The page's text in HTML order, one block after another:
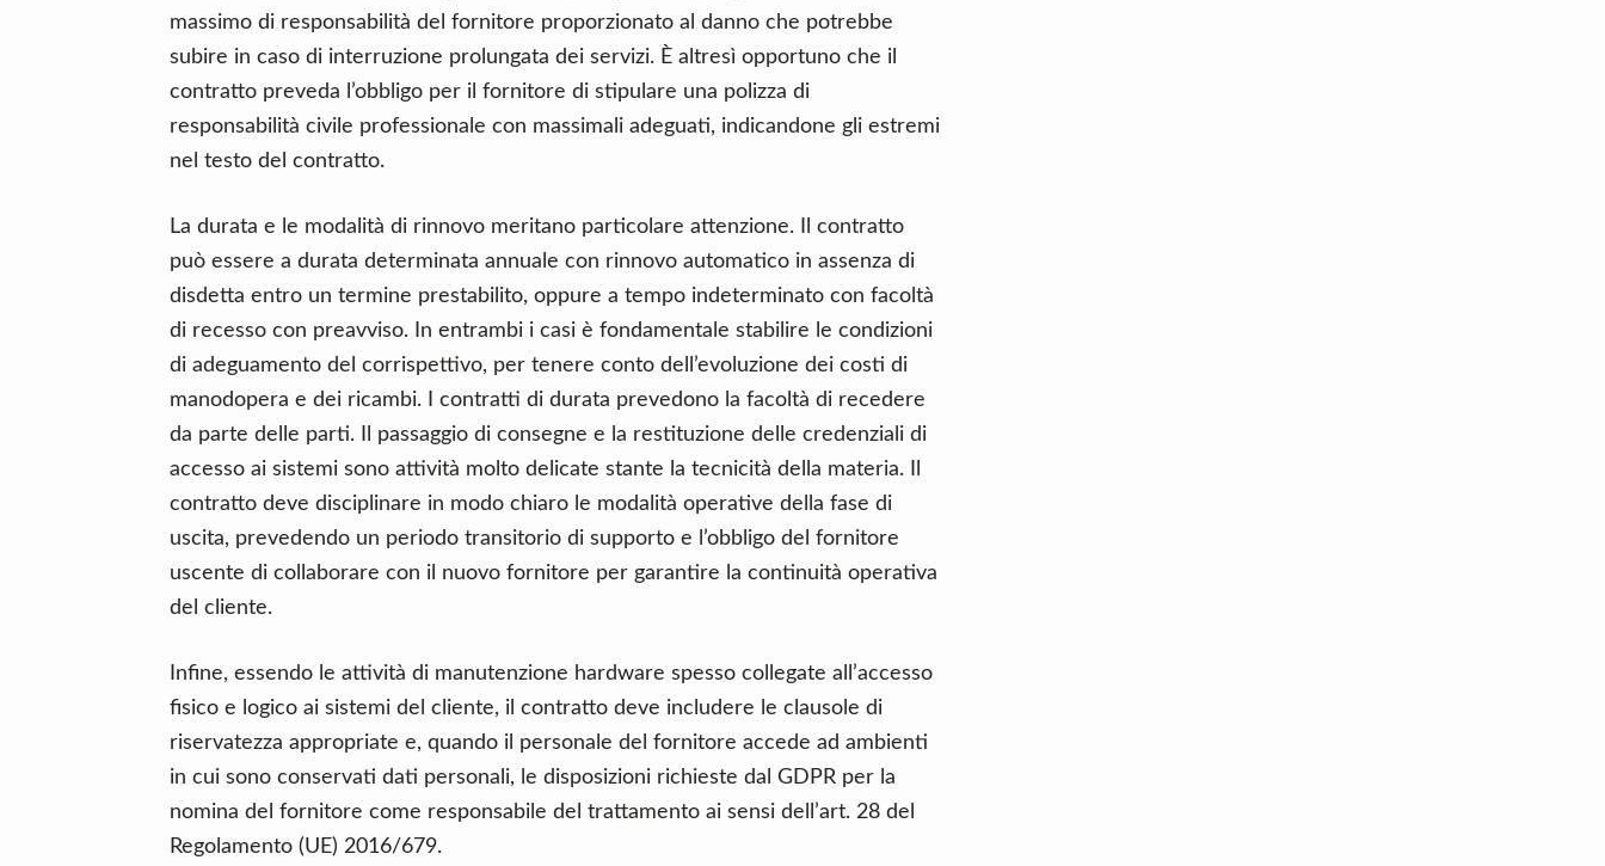
massimo di responsabilità del fornitore proporzionato al danno che potrebbe
subire in caso di interruzione prolungata dei servizi. È altresì opportuno che il
contratto preveda l’obbligo per il fornitore di stipulare una polizza di
responsabilità civile professionale con massimali adeguati, indicandone gli estremi
nel testo del contratto.
La durata e le modalità di rinnovo meritano particolare attenzione. Il contratto
può essere a durata determinata annuale con rinnovo automatico in assenza di
disdetta entro un termine prestabilito, oppure a tempo indeterminato con facoltà
di recesso con preavviso. In entrambi i casi è fondamentale stabilire le condizioni
di adeguamento del corrispettivo, per tenere conto dell’evoluzione dei costi di
manodopera e dei ricambi. I contratti di durata prevedono la facoltà di recedere
da parte delle parti. Il passaggio di consegne e la restituzione delle credenziali di
accesso ai sistemi sono attività molto delicate stante la tecnicità della materia. Il
contratto deve disciplinare in modo chiaro le modalità operative della fase di
uscita, prevedendo un periodo transitorio di supporto e l’obbligo del fornitore
uscente di collaborare con il nuovo fornitore per garantire la continuità operativa
del cliente.
Infine, essendo le attività di manutenzione hardware spesso collegate all’accesso
fisico e logico ai sistemi del cliente, il contratto deve includere le clausole di
riservatezza appropriate e, quando il personale del fornitore accede ad ambienti
in cui sono conservati dati personali, le disposizioni richieste dal GDPR per la
nomina del fornitore come responsabile del trattamento ai sensi dell’art. 28 del
Regolamento (UE) 2016/679.